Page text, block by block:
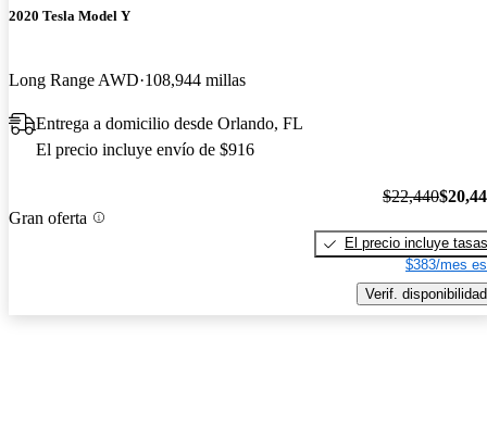
2020 Tesla Model Y
Long Range AWD 108,944 millas
Entrega a domicilio desde Orlando, FL
El precio incluye envío de $916
Gran oferta
$22,440
El precio incluye tasas
$383/mes
Verif. disponibilidad